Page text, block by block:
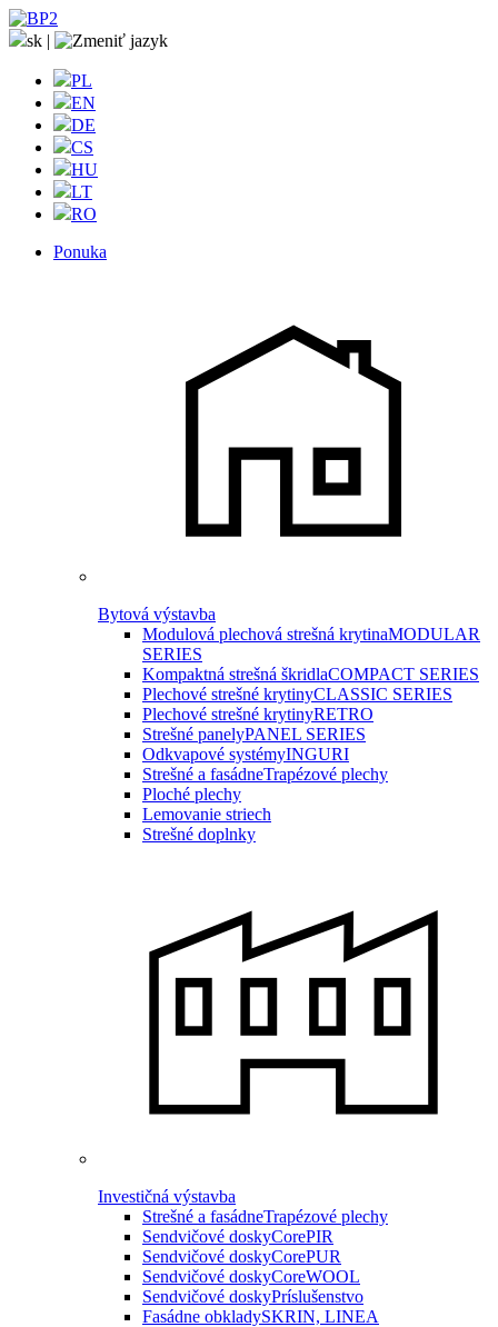
sk |
PL
EN
DE
CS
HU
LT
RO
Ponuka
Bytová výstavba
Modulová plechová strešná krytinaMODULAR
SERIES
Kompaktná strešná škridlaCOMPACT SERIES
Plechové strešné krytinyCLASSIC SERIES
Plechové strešné krytinyRETRO
Strešné panelyPANEL SERIES
Odkvapové systémyINGURI
Strešné a fasádneTrapézové plechy
Ploché plechy
Lemovanie striech
Strešné doplnky
Investičná výstavba
Strešné a fasádneTrapézové plechy
Sendvičové doskyCorePIR
Sendvičové doskyCorePUR
Sendvičové doskyCoreWOOL
Sendvičové doskyPríslušenstvo
Fasádne obkladySKRIN, LINEA